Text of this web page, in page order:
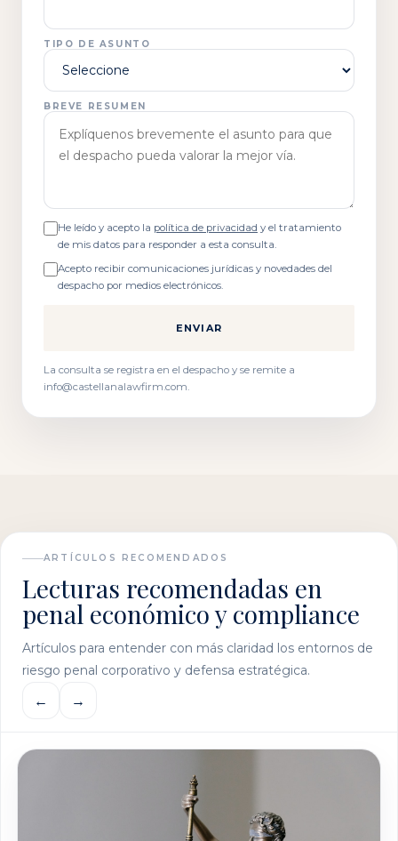
TIPO DE ASUNTO
BREVE RESUMEN
He leído y acepto la política de privacidad y el tratamiento
de mis datos para responder a esta consulta.
Acepto recibir comunicaciones jurídicas y novedades del
despacho por medios electrónicos.
ENVIAR
La consulta se registra en el despacho y se remite a
info@castellanalawfirm.com.
ARTÍCULOS RECOMENDADOS
Lecturas recomendadas en
penal económico y compliance
Artículos para entender con más claridad los entornos de
riesgo penal corporativo y defensa estratégica.
← →